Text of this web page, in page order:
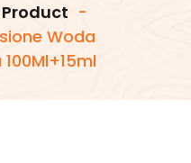
-
Woda